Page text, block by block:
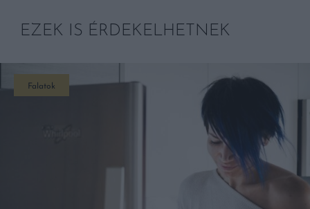
EZEK IS ÉRDEKELHETNEK
Falatok